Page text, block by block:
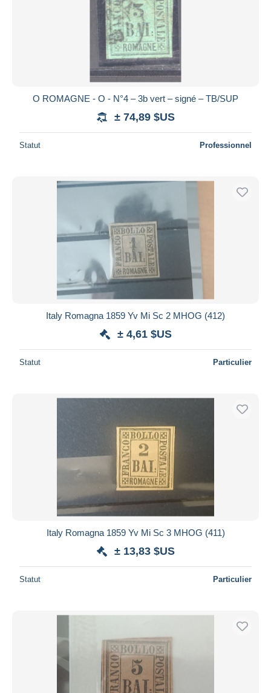
O ROMAGNE - O - N°4 – 3b vert – signé – TB/SUP
± 74,89 $US
Statut Professionnel
Italy Romagna 1859 Yv Mi Sc 2 MHOG (412)
± 4,61 $US
Statut Particulier
Italy Romagna 1859 Yv Mi Sc 3 MHOG (411)
± 13,83 $US
Statut Particulier